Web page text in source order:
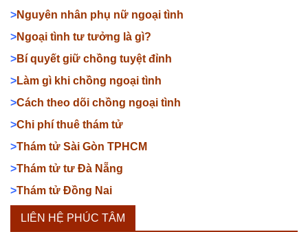
>Nguyên nhân phụ nữ ngoại tình
>Ngoại tình tư tưởng là gì?
>Bí quyết giữ chồng tuyệt đỉnh
>Làm gì khi chồng ngoại tình
>Cách theo dõi chồng ngoại tình
>Chi phí thuê thám tử
>Thám tử Sài Gòn TPHCM
>Thám tử tư Đà Nẵng
>Thám tử Đồng Nai
LIÊN HỆ PHÚC TÂM